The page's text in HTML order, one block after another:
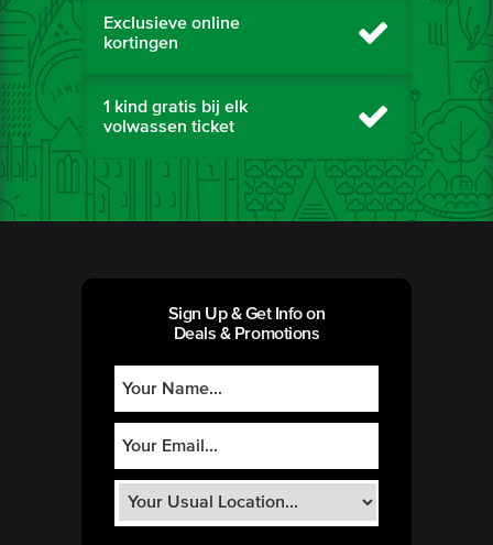
Exclusieve online
kortingen
1 kind gratis bij elk
volwassen ticket
Sign Up & Get Info on
Deals & Promotions